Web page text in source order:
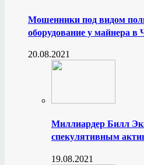
Мошенники под видом
оборудование у майнера в
20.08.2021
Миллиардер Билл
спекулятивным
19.08.2021